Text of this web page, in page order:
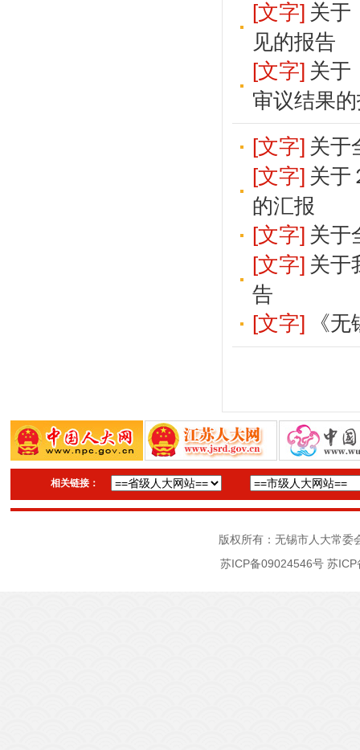
[文字] 关于
见的报告
[文字] 关于
审议结果
[文字] 关于
[文字] 关于
的汇报
[文字] 关于
[文字] 关于
告
[文字]
《
相关链接：
版权所有：无锡市人大常
苏ICP备09024546号 苏ICP